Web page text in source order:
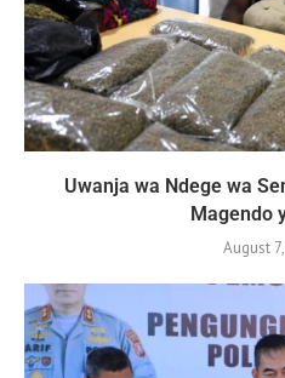
Uwanja wa Ndege wa
Magendo
August